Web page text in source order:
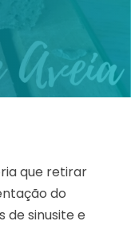
que retirar
do
de sinusite e